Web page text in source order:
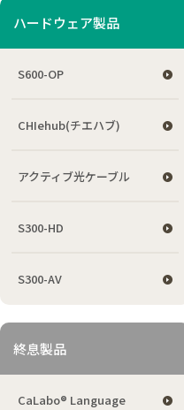
ハードウェア製品
S600-OP
CHIehub(チエハブ)
アクティブ光ケーブル
S300-HD
S300-AV
終息製品
CaLabo® Language